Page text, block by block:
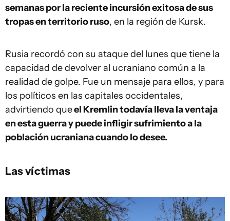
semanas por la reciente incursión exitosa de sus
tropas en territorio ruso, en la región de Kursk.
Rusia recordó con su ataque del lunes que tiene la
capacidad de devolver al ucraniano común a la
realidad de golpe. Fue un mensaje para ellos, y para
los políticos en las capitales occidentales,
advirtiendo queel Kremlin todavía lleva la ventaja
en esta guerra y puede infligir sufrimiento a la
población ucraniana cuando lo desee.
Las víctimas